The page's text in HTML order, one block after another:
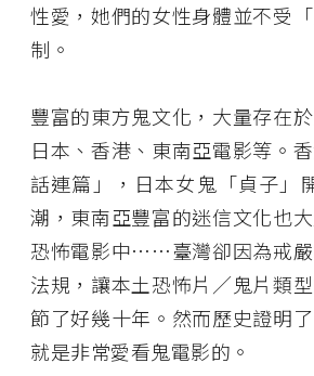
性愛，她們的女性身體並不受
制。
豐富的東方鬼文化，大量存在
日本、香港、東南亞電影等。
話連篇」，日本女鬼「貞子」
潮，東南亞豐富的迷信文化也
恐怖電影中……臺灣卻因為戒
法規，讓本土恐怖片／鬼片類
節了好幾十年。然而歷史證明
就是非常愛看鬼電影的。